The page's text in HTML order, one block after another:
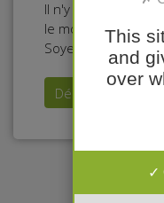
Il n'y a pas
le moment.
Soyez le premier à
Déposer mon
This
and
over